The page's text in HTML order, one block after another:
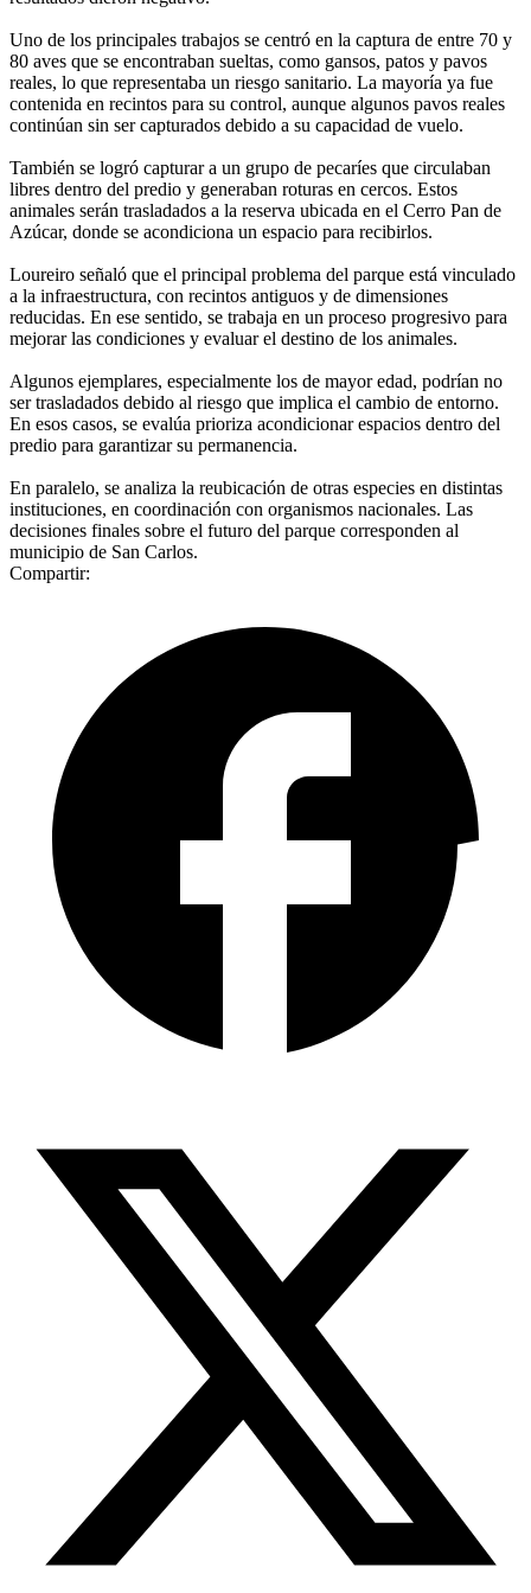
Uno de los principales trabajos se centró en la captura de entre 70 y
80 aves que se encontraban sueltas, como gansos, patos y pavos
reales, lo que representaba un riesgo sanitario. La mayoría ya fue
contenida en recintos para su control, aunque algunos pavos reales
continúan sin ser capturados debido a su capacidad de vuelo.
También se logró capturar a un grupo de pecaríes que circulaban
libres dentro del predio y generaban roturas en cercos. Estos
animales serán trasladados a la reserva ubicada en el Cerro Pan de
Azúcar, donde se acondiciona un espacio para recibirlos.
Loureiro señaló que el principal problema del parque está vinculado
a la infraestructura, con recintos antiguos y de dimensiones
reducidas. En ese sentido, se trabaja en un proceso progresivo para
mejorar las condiciones y evaluar el destino de los animales.
Algunos ejemplares, especialmente los de mayor edad, podrían no
ser trasladados debido al riesgo que implica el cambio de entorno.
En esos casos, se evalúa prioriza acondicionar espacios dentro del
predio para garantizar su permanencia.
En paralelo, se analiza la reubicación de otras especies en distintas
instituciones, en coordinación con organismos nacionales. Las
decisiones finales sobre el futuro del parque corresponden al
municipio de San Carlos.
Compartir: